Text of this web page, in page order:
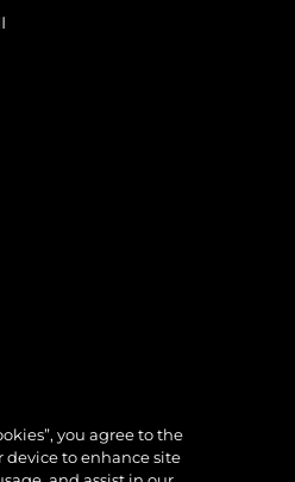
you agree to the
device to enhance site